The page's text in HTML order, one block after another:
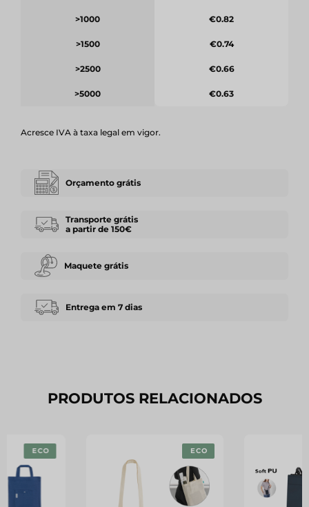
>1000
>1500
>2500
>5000
€0.82
€0.74
€0.66
€0.63
Acresce IVA à taxa legal em vigor.
Orçamento grátis
Transporte grátis
a partir de 150€
Maquete grátis
Entrega em 7 dias
PRODUTOS RELACIONADOS
ECO ECO